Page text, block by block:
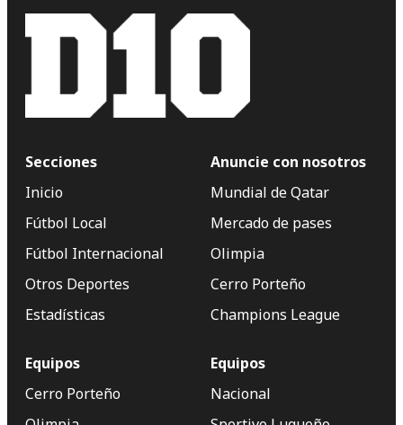
Secciones
Inicio
Fútbol Local
Fútbol Internacional
Otros Deportes
Estadísticas
Anuncie con nosotros
Mundial de Qatar
Mercado de pases
Olimpia
Cerro Porteño
Champions League
Equipos
Cerro Porteño
Equipos
Nacional